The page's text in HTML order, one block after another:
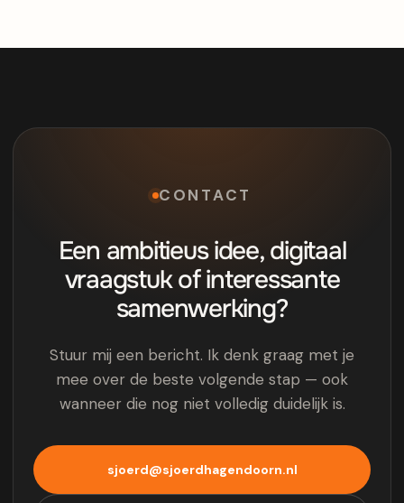
CONTACT
Een ambitieus idee, digitaal
vraagstuk of interessante
samenwerking?
Stuur mij een bericht. Ik denk graag met je
mee over de beste volgende stap — ook
wanneer die nog niet volledig duidelijk is.
sjoerd@sjoerdhagendoorn.nl